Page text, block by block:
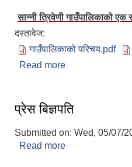
सान्नी त्रिवेणी गाउँपालिकाको एक
दस्तावेज:
गाउँपालिकाको परिचय.pdf
Read more
प्रेस बिज्ञपति
Submitted on: Wed, 05/07/
Read more